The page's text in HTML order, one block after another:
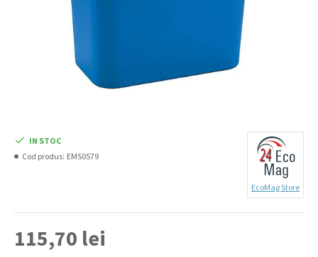
115,70 lei
IN STOC
Cod produs: EMS0579
EcoMag Store